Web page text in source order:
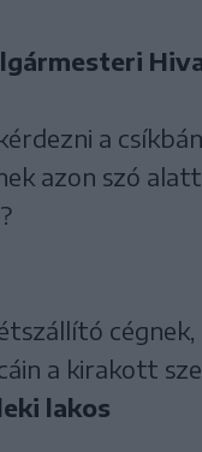
a
azon szó
a kirakott
lakos